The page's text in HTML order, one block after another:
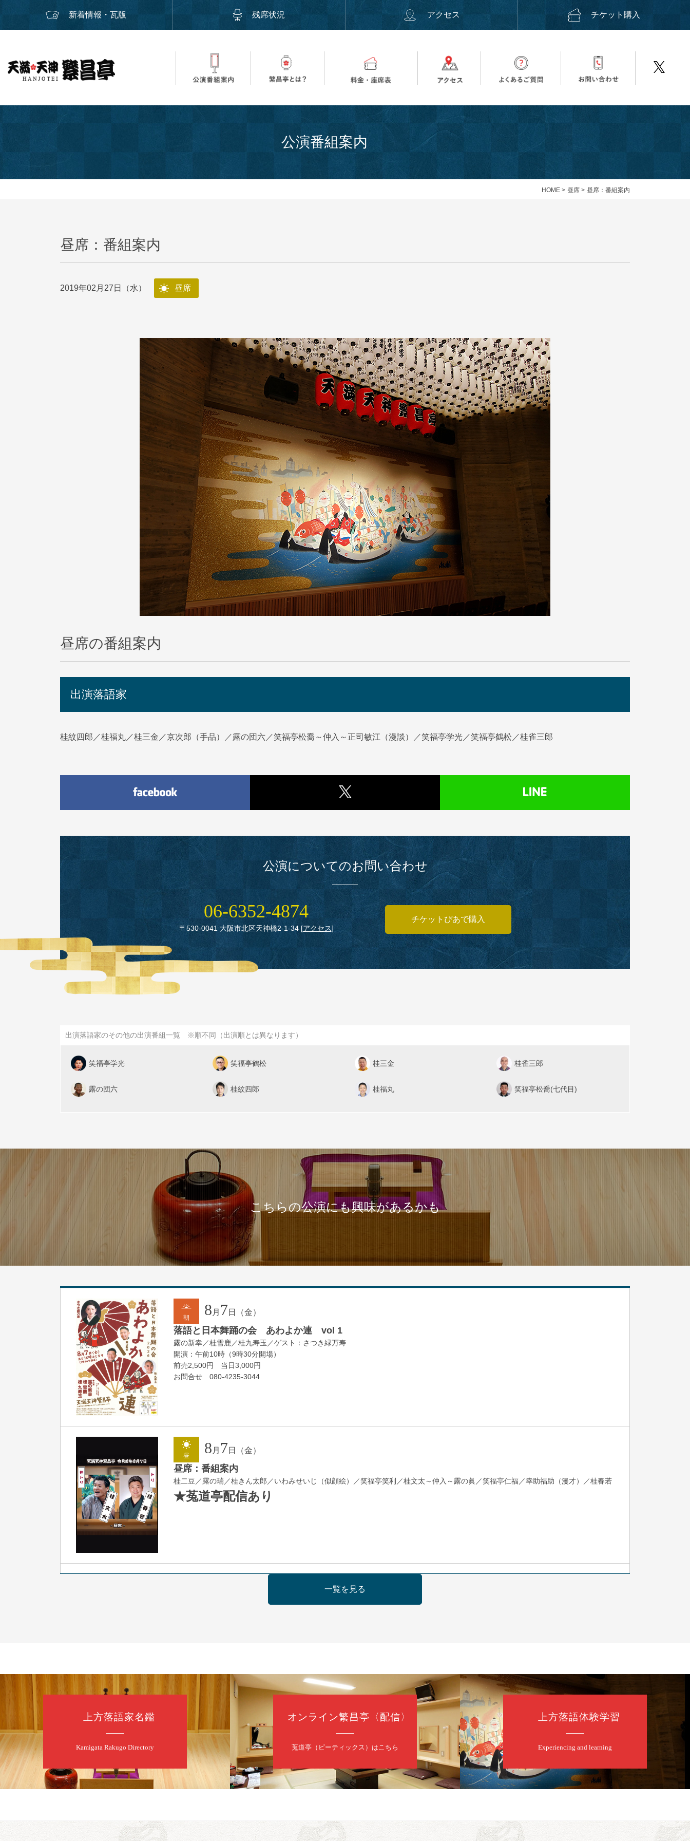
新着情報・瓦版 残席状況 アクセス チケット購入
公演番組案内
HOME > 昼席 > 昼席：番組案内
昼席：番組案内
2019年02月27日（水） 昼席
昼席の番組案内
出演落語家
桂紋四郎／桂福丸／桂三金／京次郎（手品）／露の団六／笑福亭松喬～仲入～正司敏江（漫談）／笑福亭学光／笑福亭鶴松／桂雀三郎
公演についてのお問い合わせ
06‑6352‑4874
〒530‑0041 大阪市北区天神橋2‑1‑34[アクセス]
チケットぴあで購入
出演落語家のその他の出演番組一覧 ※順不同（出演順とは異なります）
笑福亭学光 笑福亭鶴松 桂三金 桂雀三郎
露の団六 桂紋四郎 桂福丸 笑福亭松喬(七代目)
こちらの公演にも興味があるかも
朝 8月 7日（金）
落語と日本舞踊の会 あわよか連 vol 1
露の新幸／桂雪鹿／桂九寿玉／ゲスト：さつき緑万寿
開演：午前10時（9時30分開場）
前売2,500円 当日3,000円
お問合せ 080-4235-3044
昼 8 月 7日（金）
昼席：番組案内
桂二豆／露の瑞／桂きん太郎／いわみせいじ（似顔絵）／笑福亭笑利／桂文太～仲入～露の眞／笑福亭仁福／幸助福助（漫才）／桂春若
★菟道亭配信あり
噺家が落語と芝居をしてみる会
朝 8 日（土）
第2回 智之介・力造 二人会
笑福亭智之介「昭和任侠伝」「天王寺詣り」／桂力造「桃太郎」「本膳」／桂二豆「開口一番」
開演：午前10時（9時30分開場）
前売2,000円 当日 2,500円
お問合せ：智之介・力造 二人会事務局 090-7762-6268
一覧を見る
上方落語家名鑑
Kamigata Rakugo Directory
オンライン繁昌亭〈配信〉
莵道亭（ピーティックス）はこちら
上方落語体験学習
Experiencing and learning